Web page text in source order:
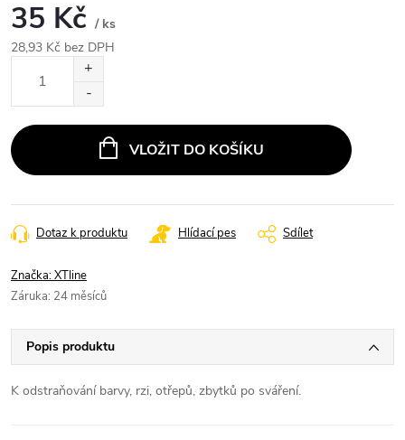
35 Kč / ks
28,93 Kč bez DPH
VLOŽIT DO KOŠÍKU
Dotaz k produktu Hlídací pes Sdílet
Značka:XTline
Záruka: 24 měsíců
Popis produktu
K odstraňování barvy, rzi, otřepů, zbytků po sváření.